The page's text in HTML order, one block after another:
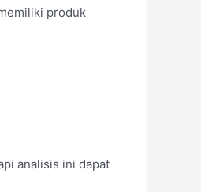
produk
analisis ini dapat